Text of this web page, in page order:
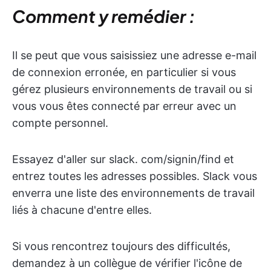
Comment y remédier :
Il se peut que vous saisissiez une adresse e-mail
de connexion erronée, en particulier si vous
gérez plusieurs environnements de travail ou si
vous vous êtes connecté par erreur avec un
compte personnel.
Essayez d'aller sur slack. com/signin/find et
entrez toutes les adresses possibles. Slack vous
enverra une liste des environnements de travail
liés à chacune d'entre elles.
Si vous rencontrez toujours des difficultés,
demandez à un collègue de vérifier l'icône de